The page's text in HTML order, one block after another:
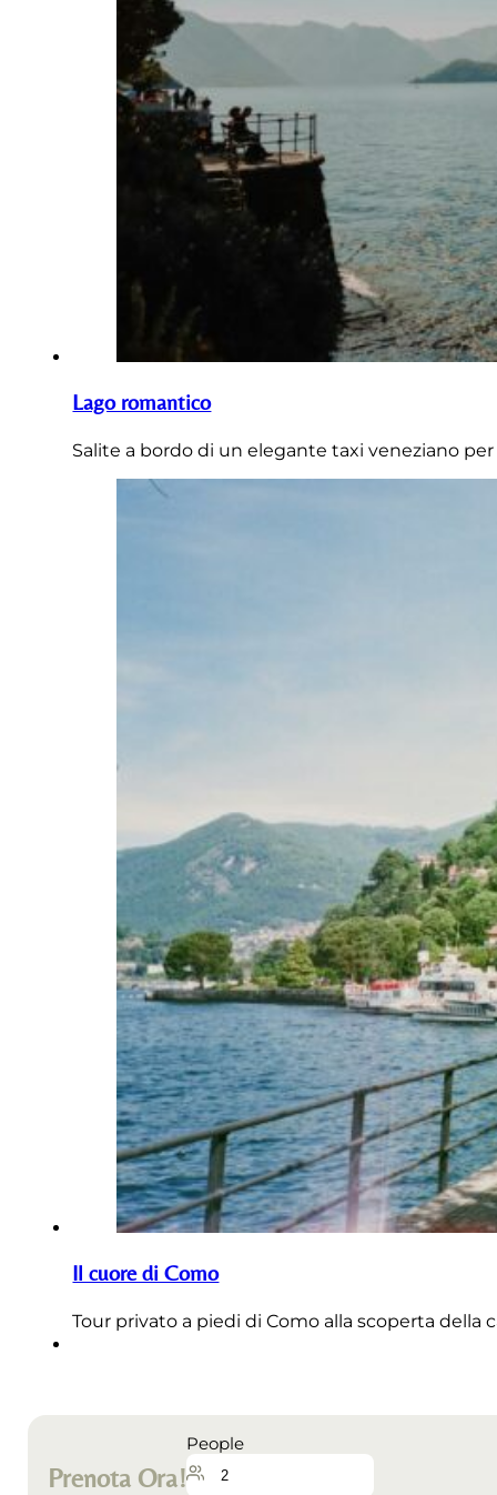
Lago romantico
Salite a bordo di un elegante taxi veneziano
Il cuore di Como
Tour privato a piedi di Como alla scoperta
Prenota Ora!
People